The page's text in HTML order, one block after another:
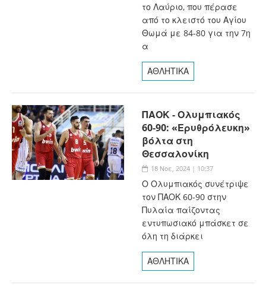
το Λαύριο, που πέρασε
από το κλειστό του Αγίου
Θωμά με 84-80 για την 7η
α
ΑΘΛΗΤΙΚΑ
ΠΑΟΚ - Ολυμπιακός
60-90: «Ερυθρόλευκη»
βόλτα στη
Θεσσαλονίκη
18 Νοε, 2024 | 10:37
Ο Ολυμπιακός συνέτριψε
τον ΠΑΟΚ 60-90 στην
Πυλαία παίζοντας
εντυπωσιακό μπάσκετ σε
όλη τη διάρκει
ΑΘΛΗΤΙΚΑ